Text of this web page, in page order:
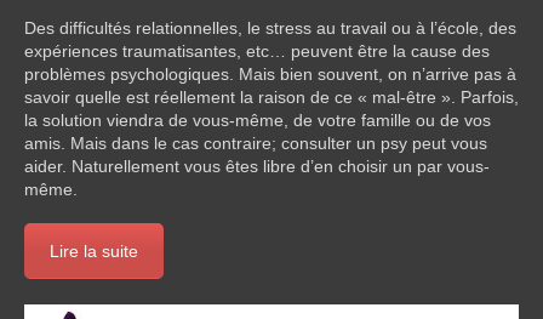
Des difficultés relationnelles, le stress au travail ou à l’école, des
expériences traumatisantes, etc… peuvent être la cause des
problèmes psychologiques. Mais bien souvent, on n’arrive pas à
savoir quelle est réellement la raison de ce « mal-être ». Parfois,
la solution viendra de vous-même, de votre famille ou de vos
amis. Mais dans le cas contraire; consulter un psy peut vous
aider. Naturellement vous êtes libre d’en choisir un par vous-
même.
Lire la suite